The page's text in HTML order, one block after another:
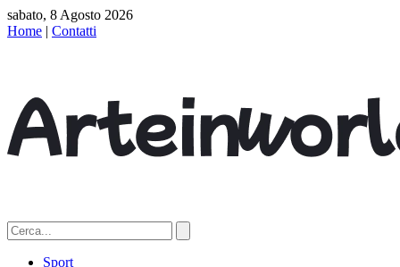
sabato, 8 Agosto 2026
Home | Contatti
Sport